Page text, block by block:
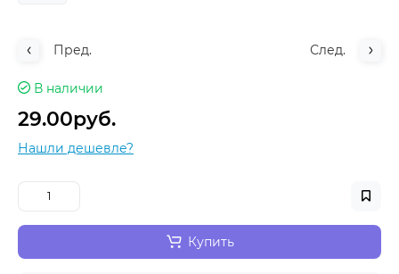
Пред. След.
В наличии
29.00руб.
Нашли дешевле?
Купить